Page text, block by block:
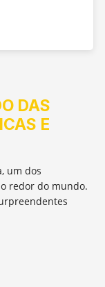
DAS
E
um dos
redor do mundo.